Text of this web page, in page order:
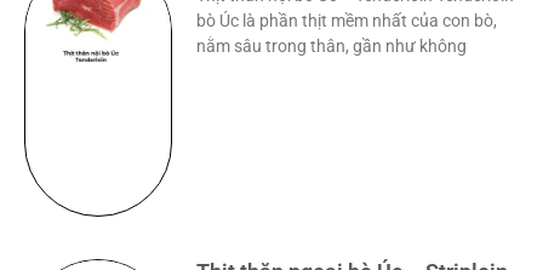
bò Úc là phần thịt mềm nhất của con bò,
nằm sâu trong thân, gần như không